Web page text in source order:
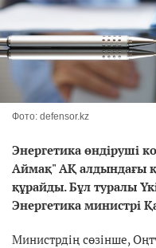
Фото: defensor.kz
Энергетика өндіруші
Аймақ" АҚ алдындағы
құрайды. Бұл туралы
Энергетика министрі
Министрдің сөзінше,